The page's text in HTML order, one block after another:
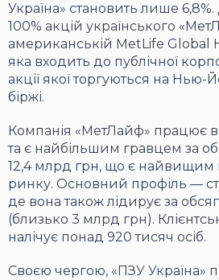
Україна» становить лише
100% акцій українського
американській MetLife Global
яка входить до публічної
акції якої торгуються на Нью-
біржі.
Компанія «МетЛайф» працює в
та є найбільшим гравцем за
12,4 млрд грн, що є найвищим
ринку. Основний профіль —
де вона також лідирує за
(близько 3 млрд грн).
налічує понад 920 тисяч осіб.
Своєю чергою, «ПЗУ Україна»